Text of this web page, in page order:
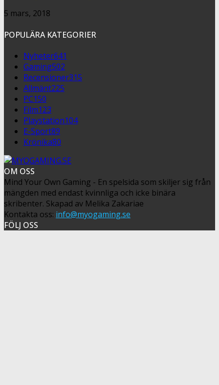
5 mars, 2018
POPULÄRA KATEGORIER
Nyheter641
Gaming502
Recensioner315
Allmänt225
PC150
Film123
Playstation104
E-Sport89
Krönika80
OM OSS
Mind Your Own Gaming - En spelsida som skiljer sig från
mängden med endast kvinnliga och icke binära
skribenter. Skapad av Melika Zakariae
Kontakta oss: info@myogaming.se
FÖLJ OSS